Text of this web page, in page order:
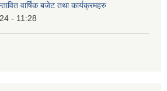
वार्षिक बजेट तथा कार्यक्रमहरु
- 11:28